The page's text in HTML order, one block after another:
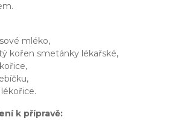
mléko,
kořen smetánky lékařské,
k přípravě: